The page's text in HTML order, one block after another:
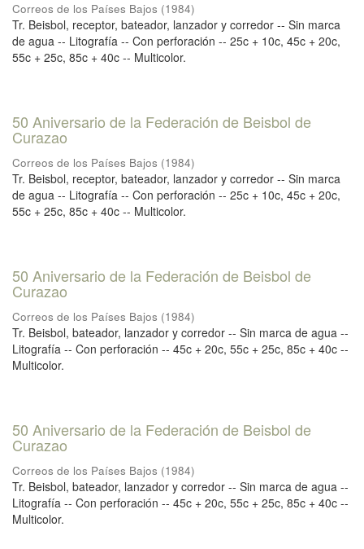
Correos de los Países Bajos (1984)
Tr. Beisbol, receptor, bateador, lanzador y corredor -- Sin marca
de agua -- Litografía -- Con perforación -- 25c + 10c, 45c + 20c,
55c + 25c, 85c + 40c -- Multicolor.
50 Aniversario de la Federación de Beisbol de
Curazao
Correos de los Países Bajos (1984)
Tr. Beisbol, receptor, bateador, lanzador y corredor -- Sin marca
de agua -- Litografía -- Con perforación -- 25c + 10c, 45c + 20c,
55c + 25c, 85c + 40c -- Multicolor.
50 Aniversario de la Federación de Beisbol de
Curazao
Correos de los Países Bajos (1984)
Tr. Beisbol, bateador, lanzador y corredor -- Sin marca de agua --
Litografía -- Con perforación -- 45c + 20c, 55c + 25c, 85c + 40c --
Multicolor.
50 Aniversario de la Federación de Beisbol de
Curazao
Correos de los Países Bajos (1984)
Tr. Beisbol, bateador, lanzador y corredor -- Sin marca de agua --
Litografía -- Con perforación -- 45c + 20c, 55c + 25c, 85c + 40c --
Multicolor.